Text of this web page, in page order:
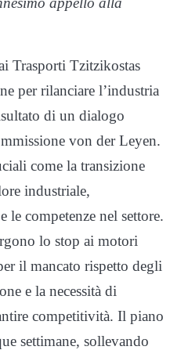
Trasporti Tzitzikostas
per rilanciare l’industria
di un dialogo
von der Leyen.
come la transizione
industriale,
le competenze nel settore.
lo stop ai motori
il mancato rispetto degli
e la necessità di
competitività. Il piano
settimane, sollevando